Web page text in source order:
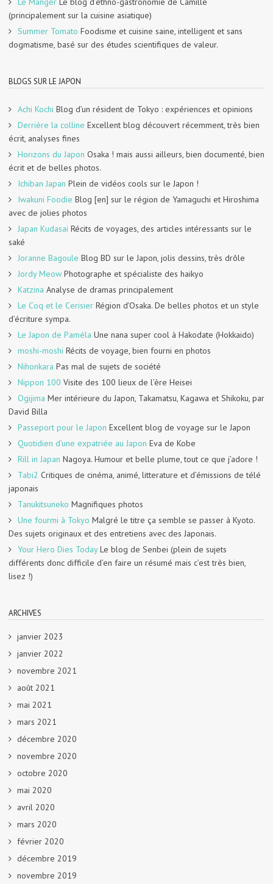
(principalement sur la cuisine asiatique)
Summer Tomato Foodisme et cuisine saine, intelligent et sans
dogmatisme, basé sur des études scientifiques de valeur.
BLOGS SUR LE JAPON
Achi Kochi Blog d’un résident de Tokyo : expériences et opinions
Derrière la colline Excellent blog découvert récemment, très bien
écrit, analyses fines
Horizons du Japon Osaka ! mais aussi ailleurs, bien documenté, bien
écrit et de belles photos.
Ichiban Japan Plein de vidéos cools sur le Japon !
Iwakuni Foodie Blog [en] sur le région de Yamaguchi et Hiroshima
avec de jolies photos
Japan Kudasai Récits de voyages, des articles intéressants sur le
saké
Joranne Bagoule Blog BD sur le Japon, jolis dessins, très drôle
Jordy Meow Photographe et spécialiste des haikyo
Katzina Analyse de dramas principalement
Le Coq et le Cerisier Région d’Osaka. De belles photos et un style
d’écriture sympa.
Le Japon de Paméla Une nana super cool à Hakodate (Hokkaido)
moshi-moshi Récits de voyage, bien fourni en photos
Nihonkara Pas mal de sujets de société
Nippon 100 Visite des 100 lieux de l’ère Heisei
Ogijima Mer intérieure du Japon, Takamatsu, Kagawa et Shikoku, par
David Billa
Passeport pour le Japon Excellent blog de voyage sur le Japon
Quotidien d'une expatriée au Japon Eva de Kobe
Rill in Japan Nagoya. Humour et belle plume, tout ce que j’adore !
Tabi2 Critiques de cinéma, animé, litterature et d’émissions de télé
japonais
Tanukitsuneko Magnifiques photos
Une fourmi à Tokyo Malgré le titre ça semble se passer à Kyoto.
Des sujets originaux et des entretiens avec des Japonais.
Your Hero Dies TodayLe blog de Senbei (plein de sujets
différents donc difficile d’en faire un résumé mais c’est très bien,
lisez !)
ARCHIVES
janvier 2023
janvier 2022
novembre 2021
août 2021
mai 2021
mars 2021
décembre 2020
novembre 2020
octobre 2020
mai 2020
avril 2020
mars 2020
février 2020
décembre 2019
novembre 2019